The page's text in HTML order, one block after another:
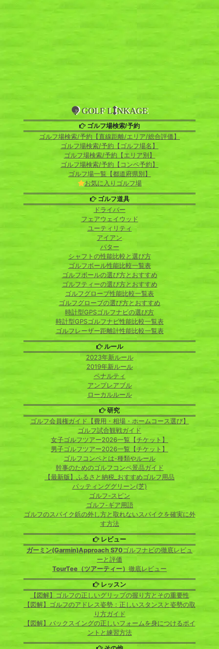
GOLF L NKAGE
ゴルフ場検索/予約
ゴルフ場検索/予約【直線距離/エリア/総合評価】
ゴルフ場検索/予約【ゴルフ場名】
ゴルフ場検索/予約【エリア別】
ゴルフ場検索/予約【コンペ予約】
ゴルフ場一覧【都道府県別】
お気に入りゴルフ場
ゴルフ道具
ドライバー
フェアウェイウッド
ユーティリティ
アイアン
パター
シャフトの性能比較と選び方
ゴルフボール性能比較一覧表
ゴルフボールの選び方とおすすめ
ゴルフティーの選び方とおすすめ
ゴルフグローブ性能比較一覧表
ゴルフグローブの選び方とおすすめ
時計型GPSゴルフナビの選び方
時計型GPSゴルフナビ性能比較一覧表
ゴルフレーザー距離計性能比較一覧表
ルール
2023年新ルール
2019年新ルール
ペナルティ
アンプレアブル
ローカルルール
研究
ゴルフ会員権ガイド【費用・相場・ホームコース選び】
ゴルフ試合観戦ガイド
女子ゴルフツアー2026一覧【チケット】
男子ゴルフツアー2026一覧【チケット】
ゴルフコンペとは-種類やルール
幹事のためのゴルフコンペ景品ガイド
【最新版】ふるさと納税_おすすめゴルフ用品
パッティンググリーン(芝)
ゴルフ-スピン
ゴルフ-ギア用語
ゴルフのスパイク鋲の外し方と取れないスパイクを確実に外
す方法
レビュー
ガーミン(Garmin)Approach S70ゴルフナビの徹底レビュ
ーと評価
TourTee（ツアーティー） 徹底レビュー
レッスン
【図解】ゴルフの正しいグリップの握り方とその重要性
【図解】ゴルフのアドレス姿勢：正しいスタンスと姿勢の取
り方ガイド
【図解】バックスイングの正しいフォームを身につけるポイ
ントと練習方法